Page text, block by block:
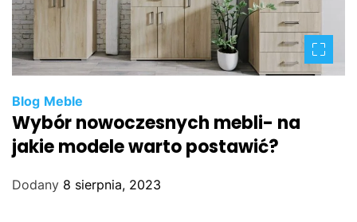
Blog Meble
Wybór nowoczesnych mebli- na
jakie modele warto postawić?
Dodany 8 sierpnia, 2023